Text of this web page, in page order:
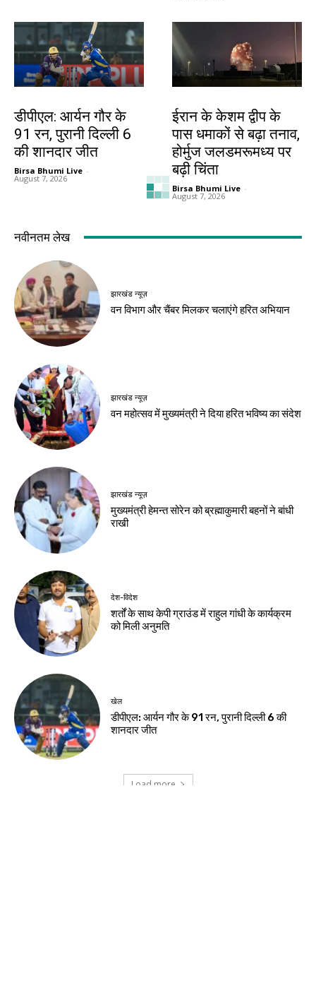
डीपीएल: आर्यन गौर के
91 रन, पुरानी दिल्ली 6
की शानदार जीत
Birsa Bhumi Live -
August 7, 2026
ईरान के केशम द्वीप के
पास धमाकों से बढ़ा तनाव,
होर्मुज जलडमरूमध्य पर
बढ़ी चिंता
Birsa Bhumi Live -
August 7, 2026
देश-विदेश
प्रधानमंत्री मोदी ने साझा
किया सुभाषित, सज्जन
से की
Birsa Bhumi Live -
August 7, 2026
देश-विदेश
छिंदवाड़ा से आज शुरू
देश-विदेश
राष्ट्रीय हथकरघा दिवस
पर प्रधानमंत्री ने बुनकरों
को दी शुभकामनाएं
Birsa Bhumi Live
August 7, 2026
नवीनतम लेख
वन विभाग और चैंबर मिलकर चलाएंगे हरित अभियान
झारखंड न्यूज़